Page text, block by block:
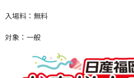
入場料：無料
対象：一般